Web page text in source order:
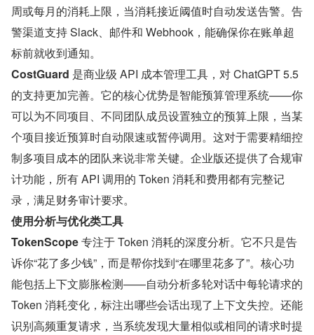
周或每月的消耗上限，当消耗接近阈值时自动发送告警。告
警渠道支持 Slack、邮件和 Webhook，能确保你在账单超
标前就收到通知。
CostGuard 是商业级 API 成本管理工具，对 ChatGPT 5.5
的支持更加完善。它的核心优势是智能预算管理系统——你
可以为不同项目、不同团队成员设置独立的预算上限，当某
个项目接近预算时自动限速或暂停调用。这对于需要精细控
制多项目成本的团队来说非常关键。企业版还提供了合规审
计功能，所有 API 调用的 Token 消耗和费用都有完整记
录，满足财务审计要求。
使用分析与优化类工具
TokenScope 专注于 Token 消耗的深度分析。它不只是告
诉你“花了多少钱”，而是帮你找到“在哪里花多了”。核心功
能包括上下文膨胀检测——自动分析多轮对话中每轮请求的
Token 消耗变化，标注出哪些会话出现了上下文失控。还能
识别高频重复请求，当系统发现大量相似或相同的请求时提